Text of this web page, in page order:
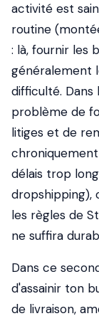
activité est
routine
: là, fournir les
généralement
difficulté. Dans
problème de
litiges et de
délais trop
dropshipping),
les règles de
ne suffira
Dans ce
d'assainir ton
de livraison,